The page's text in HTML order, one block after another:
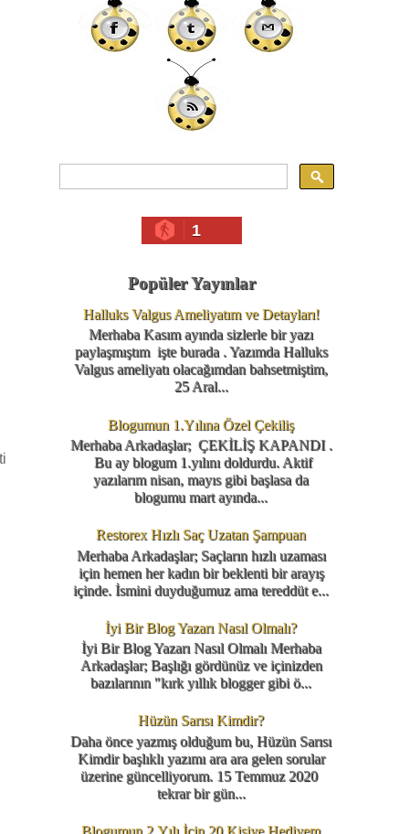
1
Popüler Yayınlar
Halluks Valgus Ameliyatım ve Detayları!
Merhaba Kasım ayında sizlerle bir yazı
paylaşmıştım işte burada . Yazımda Halluks
Valgus ameliyatı olacağımdan bahsetmiştim,
25 Aral...
Blogumun 1.Yılına Özel Çekiliş
Merhaba Arkadaşlar; ÇEKİLİŞ KAPANDI .
Bu ay blogum 1.yılını doldurdu. Aktif
yazılarım nisan, mayıs gibi başlasa da
blogumu mart ayında...
Restorex Hızlı Saç Uzatan Şampuan
Merhaba Arkadaşlar; Saçların hızlı uzaması
için hemen her kadın bir beklenti bir arayış
içinde. İsmini duyduğumuz ama tereddüt e...
İyi Bir Blog Yazarı Nasıl Olmalı?
İyi Bir Blog Yazarı Nasıl Olmalı Merhaba
Arkadaşlar; Başlığı gördünüz ve içinizden
bazılarının "kırk yıllık blogger gibi ö...
Hüzün Sarısı Kimdir?
Daha önce yazmış olduğum bu, Hüzün Sarısı
Kimdir başlıklı yazımı ara ara gelen sorular
üzerine güncelliyorum. 15 Temmuz 2020
tekrar bir gün...
Blogumun 2.Yılı İçin 20 Kişiye Hediyem